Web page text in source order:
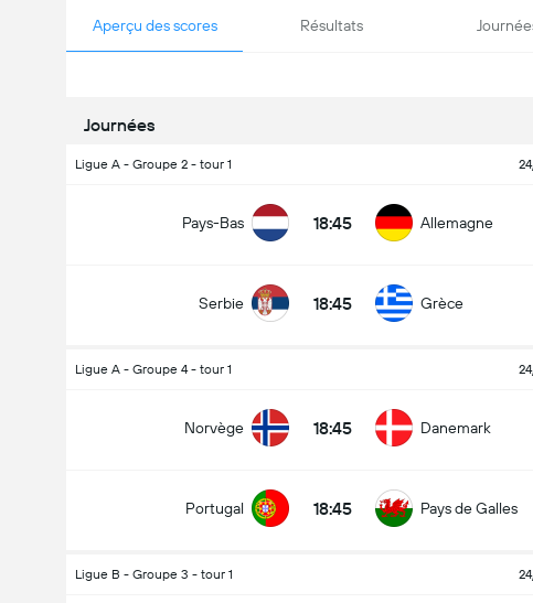
Aperçu des scores Résultats
Journées
Ligue A - Groupe 2 - tour 1
Pays-Bas 18:45 Allemagne
Serbie 18:45 Grèce
Ligue A - Groupe 4 - tour 1
Norvège 18:45 Danemark
Portugal 18:45 Pays de Galles
Ligue B - Groupe 3 - tour 1